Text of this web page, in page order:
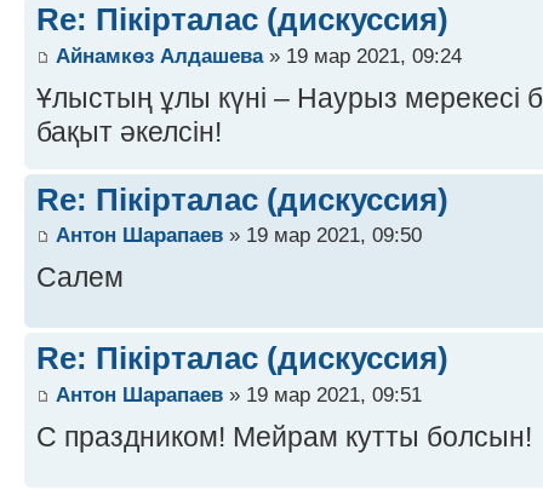
Re: Пікірталас (дискуссия)
Айнамкөз Алдашева» 19 мар 2021, 09:24
Ұлыстың ұлы күні – Наурыз мерекесі
бақыт әкелсін!
Re: Пікірталас (дискуссия)
Антон Шарапаев » 19 мар 2021, 09:50
Салем
Re: Пікірталас (дискуссия)
Антон Шарапаев » 19 мар 2021, 09:51
С праздником! Мейрам кутты болсын!